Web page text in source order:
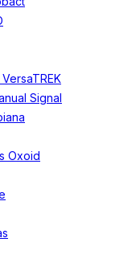
Signal
Oxoid